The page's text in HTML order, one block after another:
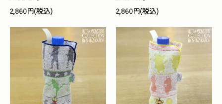
2,860円(税込)
2,860円(税込)